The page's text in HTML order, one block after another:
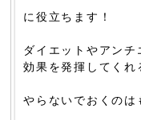
に役立ちます！
ダイエットやアンチ
効果を発揮してくれ
やらないでおくのは